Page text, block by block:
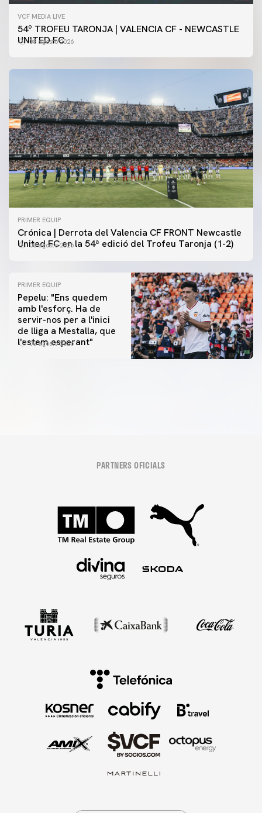
VCF MEDIA LIVE
54º TROFEU TARONJA | VALENCIA CF - NEWCASTLE
UNITED FC
08 agosto 2026
PRIMER EQUIP
Crónica | Derrota del Valencia CF FRONT Newcastle
United FC en la 54ª edició del Trofeu Taronja (1-2)
08 agosto 2026
PRIMER EQUIP
Pepelu: "Ens quedem
amb l'esforç. Ha de
servir-nos per a l'inici
de lliga a Mestalla, que
l'estem esperant"
08 agosto 2026
PRIMER EQUIP
📸 #ValenciaNUFC
PRIMER EQUIP
MESTALLA 📍
PARTNERS OFICIALS